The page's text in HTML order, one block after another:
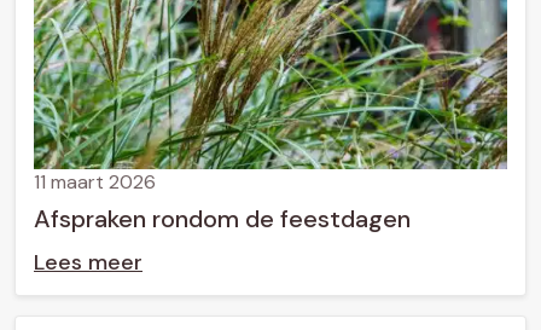
Afspraken rondom de feestdagen
11 maart 2026
Lees meer